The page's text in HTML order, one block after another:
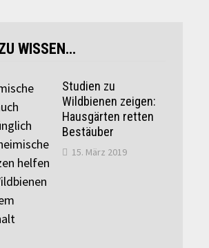
WISSEN…
Studien zu
Wildbienen zeigen:
Hausgärten retten
Bestäuber
15. März 2019